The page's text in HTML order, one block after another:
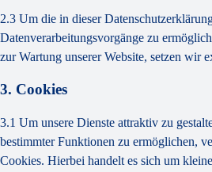
2.3 Um die in dieser
Datenverarbeitungsvorgänge zu
zur Wartung unserer Website, setzen wir
3. Cookies
3.1 Um unsere Dienste attraktiv zu
bestimmter Funktionen zu ermöglichen,
Cookies. Hierbei handelt es sich um